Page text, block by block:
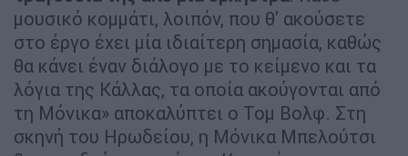
μουσικό κομμάτι, λοιπόν, που θ' ακούσετε
στο έργο έχει μία ιδιαίτερη σημασία, καθώς
θα κάνει έναν διάλογο με το κείμενο και τα
λόγια της Κάλλας, τα οποία ακούγονται από
τη Μόνικα» αποκαλύπτει ο Τομ Βολφ. Στη
σκηνή του Ηρωδείου, η Μόνικα Μπελούτσι